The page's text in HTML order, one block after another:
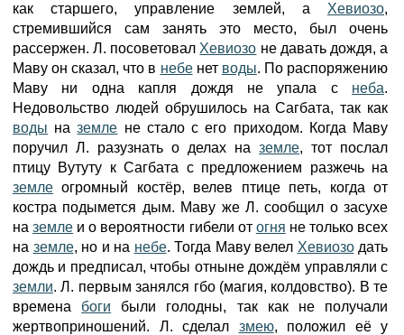
как старшего, управление землей, а Хевиозо,
стремившийся сам занять это место, был очень
рассержен. Л. посоветовал Хевиозо не давать дождя, а
Маву он сказал, что в небенет воды. По распоряжению
Маву ни одна капля дождя не упала с неба.
Недовольство людей обрушилось на Сагбата, так как
воды наземле не стало с его приходом. Когда Маву
поручил Л. разузнать о делах на земле, тот послал
птицу Вутуту к Сагбата с предложением разжечь на
земле огромный костёр, велев птице петь, когда от
костра подымется дым. Маву же Л. сообщил о засухе
наземле и о вероятности гибели от огня не только всех
на земле, но и на небе. Тогда Маву велел Хевиозодать
дождь и предписал, чтобы отныне дождём управляли с
земли. Л. первым занялся гбо (магия, колдовство). В те
времена боги были голодны, так как не получали
жертвоприношений. Л. сделал змею, положил её у